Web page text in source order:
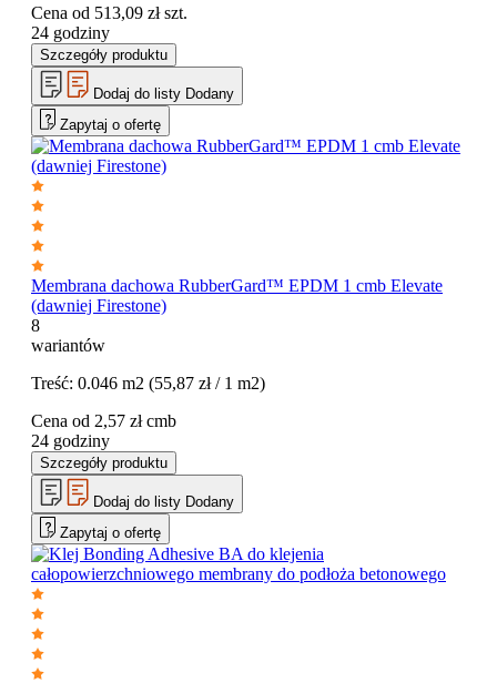
Cena od 513,09 zł szt.
24 godziny
Szczegóły produktu
Dodaj do listy Dodany
Zapytaj o ofertę
Membrana dachowa RubberGard™ EPDM 1 cmb Elevate
(dawniej Firestone)
8
wariantów
Treść: 0.046 m2 (55,87 zł / 1 m2)
Cena od 2,57 zł cmb
24 godziny
Szczegóły produktu
Dodaj do listy Dodany
Zapytaj o ofertę